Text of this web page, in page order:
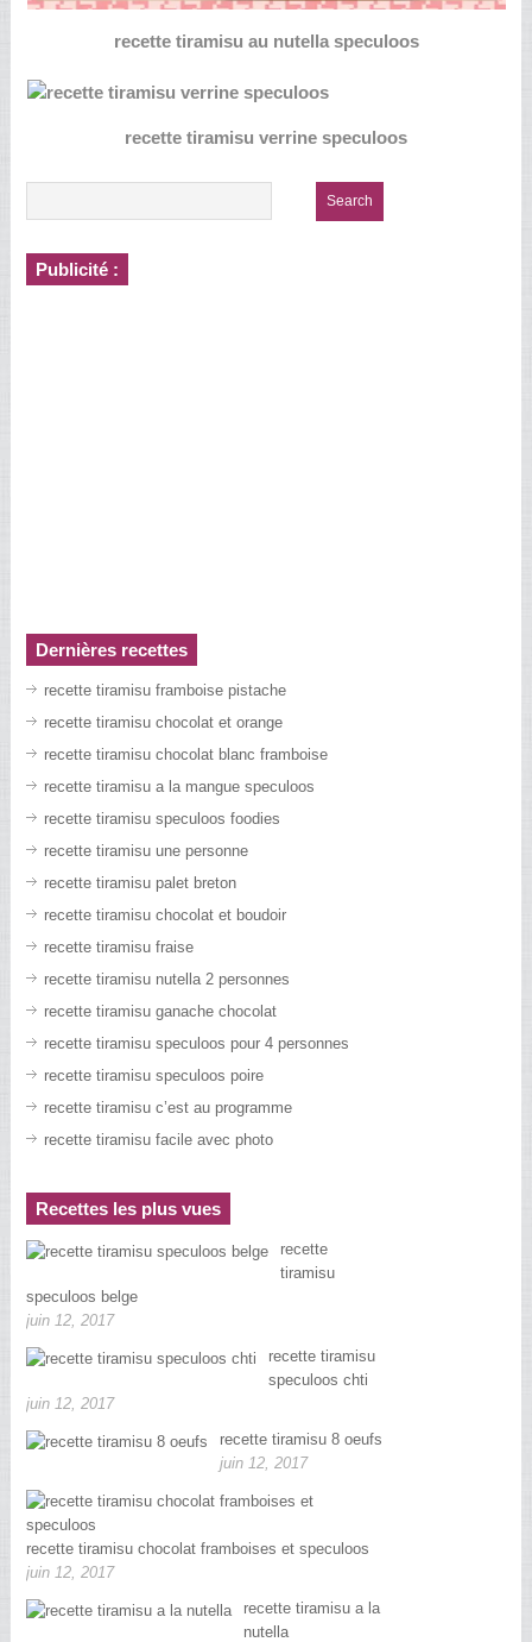
recette tiramisu au nutella speculoos
recette tiramisu verrine speculoos
Publicité :
Dernières recettes
recette tiramisu framboise pistache
recette tiramisu chocolat et orange
recette tiramisu chocolat blanc framboise
recette tiramisu a la mangue speculoos
recette tiramisu speculoos foodies
recette tiramisu une personne
recette tiramisu palet breton
recette tiramisu chocolat et boudoir
recette tiramisu fraise
recette tiramisu nutella 2 personnes
recette tiramisu ganache chocolat
recette tiramisu speculoos pour 4 personnes
recette tiramisu speculoos poire
recette tiramisu c’est au programme
recette tiramisu facile avec photo
Recettes les plus vues
recette
tiramisu
speculoos belge
juin 12, 2017
recette tiramisu
speculoos chti
juin 12, 2017
recette tiramisu 8 oeufs
juin 12, 2017
recette tiramisu chocolat framboises et speculoos
juin 12, 2017
recette tiramisu a la
nutella